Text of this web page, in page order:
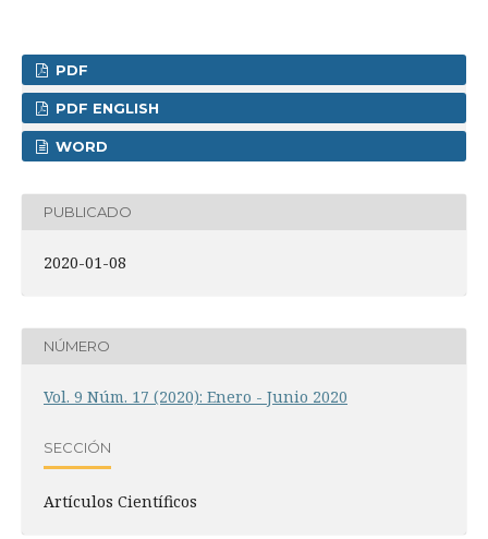
PDF
PDF ENGLISH
WORD
PUBLICADO
2020-01-08
NÚMERO
Vol. 9 Núm. 17 (2020): Enero - Junio 2020
SECCIÓN
Artículos Científicos